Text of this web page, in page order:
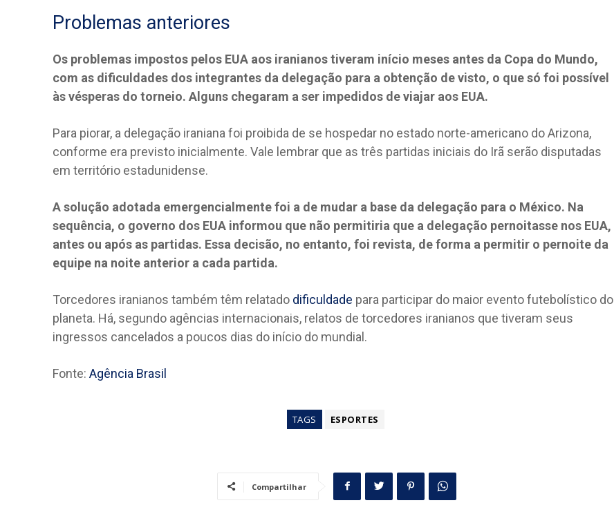
Problemas anteriores
Os problemas impostos pelos EUA aos iranianos tiveram início meses antes da Copa do Mundo,
com as dificuldades dos integrantes da delegação para a obtenção de visto, o que só foi possível
às vésperas do torneio. Alguns chegaram a ser impedidos de viajar aos EUA.
Para piorar, a delegação iraniana foi proibida de se hospedar no estado norte-americano do Arizona,
conforme era previsto inicialmente. Vale lembrar que as três partidas iniciais do Irã serão disputadas
em território estadunidense.
A solução adotada emergencialmente foi a de mudar a base da delegação para o México. Na
sequência, o governo dos EUA informou que não permitiria que a delegação pernoitasse nos EUA,
antes ou após as partidas. Essa decisão, no entanto, foi revista, de forma a permitir o pernoite da
equipe na noite anterior a cada partida.
Torcedores iranianos também têm relatado dificuldade para participar do maior evento futebolístico do
planeta. Há, segundo agências internacionais, relatos de torcedores iranianos que tiveram seus
ingressos cancelados a poucos dias do início do mundial.
Fonte: Agência Brasil
TAGS ESPORTES
Compartilhar